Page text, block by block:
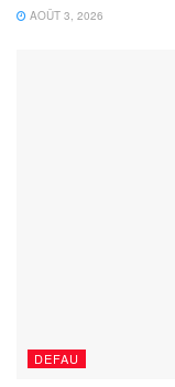
AOÛT 3, 2026
DEFAU